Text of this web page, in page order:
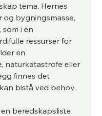
tema. Hernes
og bygningsmasse,
i en
ressurser for
en
naturkatastrofe eller
finnes det
bistå ved behov.
beredskapsliste